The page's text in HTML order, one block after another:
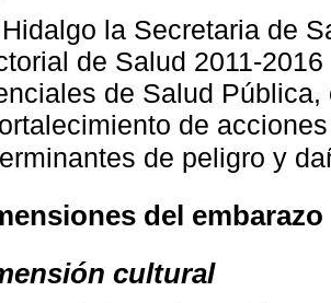
la Secretaria de
de Salud 2011-
de Salud
de
de peligro y
del
cultural